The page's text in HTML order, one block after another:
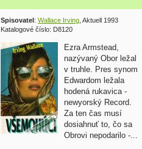
Spisovatel: Wallace Irving , Aktuell 1993
Katalogové číslo: D8120
Ezra Armstead,
nazývaný Obor ležal
v truhle. Pres synom
Edwardom ležala
hodená rukavica -
newyorský Record.
Za ten čas musí
dosiahnuť to, čo sa
Obrovi nepodarilo -...